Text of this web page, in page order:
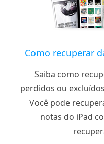
Como recuperar
Saiba como
perdidos ou
Você pode
notas do iPad